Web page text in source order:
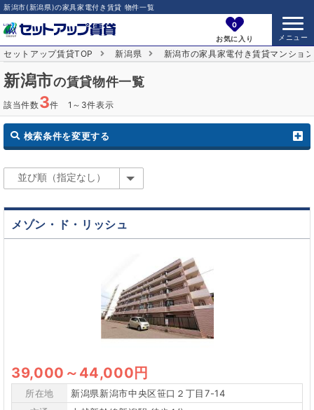
新潟市(新潟県)の家具家電付き賃貸 物件一覧
0
お気に入り
セットアップ賃貸TOP 新潟県 新潟市の家具家電付き賃貸マンション
新潟市の賃貸物件一覧
該当件数3件 1～3件表示
検索条件を変更する
メゾン・ド・リッシュ
39,000 ～ 44,000円
所在地
新潟県新潟市中央区笹口２丁目7-14